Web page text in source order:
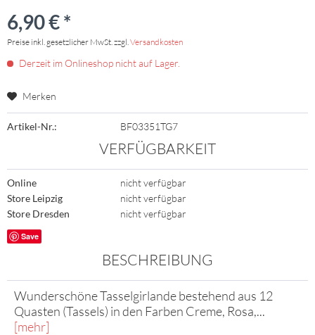
6,90 € *
Preise inkl. gesetzlicher MwSt. zzgl.Versandkosten
Derzeit im Onlineshop nicht auf Lager.
Merken
Artikel-Nr.: BF03351TG7
VERFÜGBARKEIT
Online
nicht verfügbar
Store Leipzig
nicht verfügbar
Store Dresden
nicht verfügbar
Save
BESCHREIBUNG
Wunderschöne Tasselgirlande bestehend aus 12
Quasten (Tassels) in den Farben Creme, Rosa,...
[mehr]